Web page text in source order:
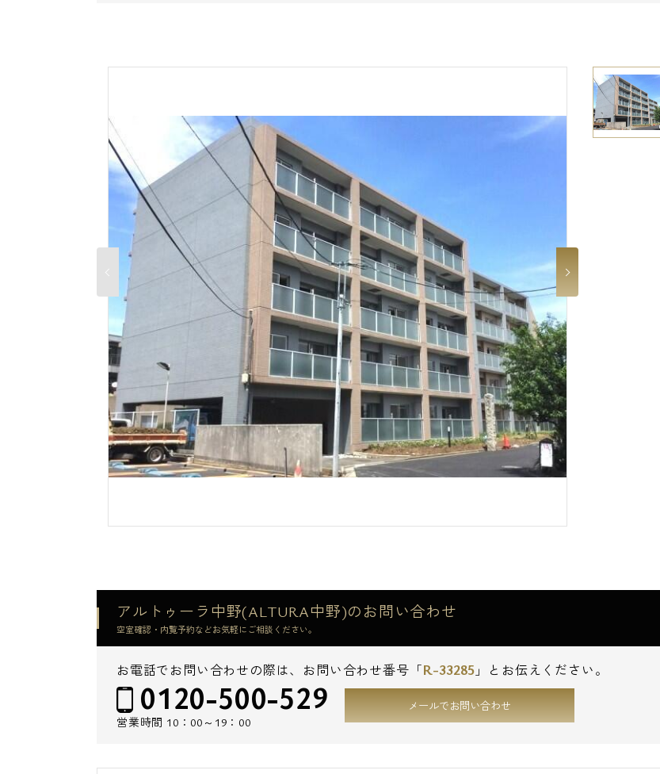
アルトゥーラ中野(ALTURA中野)のお問い合わせ
空室確認・内覧予約などお気軽にご相談ください。
お電話でお問い合わせの際は、お問い合わせ番号「R-33285 」とお伝えください。
0120-500-529
営業時間 10：00～19：00
メールでお問い合わせ